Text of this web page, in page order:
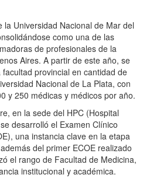
la Universidad Nacional de Mar del
como una de las
de profesionales de la
Aires. A partir de este año, se
provincial en cantidad de
Nacional de La Plata, con
y 250 médicas y médicos por año.
en la sede del HPC (Hospital
desarrolló el Examen Clínico
una instancia clave en la etapa
del primer ECOE realizado
el rango de Facultad de Medicina,
institucional y académica.